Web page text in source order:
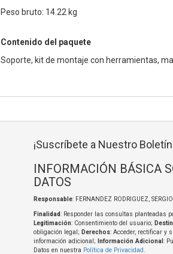
Peso bruto: 14.22 kg
Contenido del paquete
Soporte, kit de montaje con herramientas,
¡Suscríbete a Nuestro
INFORMACIÓN BÁSICA
DATOS
Responsable: FERNANDEZ RODRIGUEZ, SERGIO
Finalidad: Responder las consultas planteadas
Legitimación: Consentimiento del usuario;
obligación legal; Derechos: Acceder, rectificar y
información adicional;
Información Adicional :
Datos en nuestra Política de Privacidad.